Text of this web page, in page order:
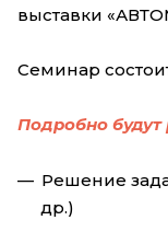
выставки
Семинар
Подробно
Решение
др.)